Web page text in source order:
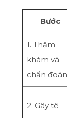
Bước
1. Thăm
khám và
chẩn đoán
2. Gây tê